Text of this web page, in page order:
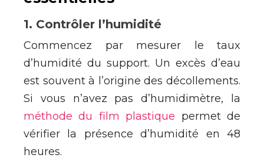
1. Contrôler l’humidité
Commencez par mesurer le taux
d’humidité du support. Un excès d’eau
est souvent à l’origine des décollements.
Si vous n’avez pas d’humidimètre, la
méthode du film plastique permet de
vérifier la présence d’humidité en 48
heures.